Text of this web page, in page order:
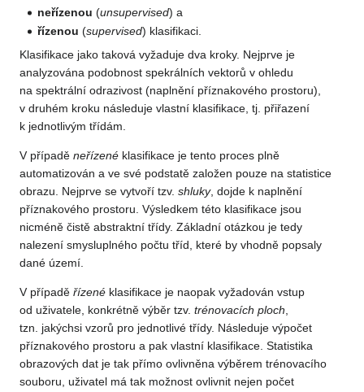
neřízenou (unsupervised) a
řízenou (supervised) klasifikaci.
Klasifikace jako taková vyžaduje dva kroky. Nejprve je
analyzována podobnost spekrálních vektorů v ohledu
na spektrální odrazivost (naplnění příznakového prostoru),
v druhém kroku následuje vlastní klasifikace, tj. přiřazení
k jednotlivým třídám.
V případě neřízené klasifikace je tento proces plně
automatizován a ve své podstatě založen pouze na statistice
obrazu. Nejprve se vytvoří tzv. shluky, dojde k naplnění
příznakového prostoru. Výsledkem této klasifikace jsou
nicméně čistě abstraktní třídy. Základní otázkou je tedy
nalezení smysluplného počtu tříd, které by vhodně popsaly
dané území.
V případě řízené klasifikace je naopak vyžadován vstup
od uživatele, konkrétně výběr tzv. trénovacích ploch,
tzn. jakýchsi vzorů pro jednotlivé třídy. Následuje výpočet
příznakového prostoru a pak vlastní klasifikace. Statistika
obrazových dat je tak přímo ovlivněna výběrem trénovacího
souboru, uživatel má tak možnost ovlivnit nejen počet